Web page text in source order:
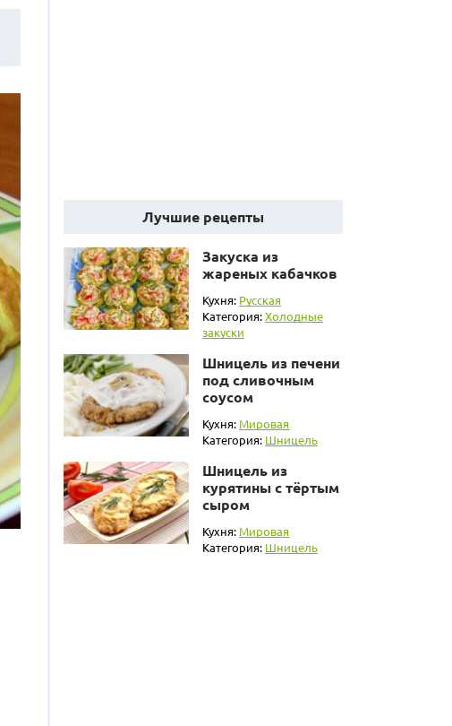
Лучшие рецепты
Закуска из
жареных кабачков
Кухня: Русская
Категория:Холодные
закуски
Шницель из печени
под сливочным
соусом
Кухня: Мировая
Категория: Шницель
Шницель из
курятины с тёртым
сыром
Кухня: Мировая
Категория: Шницель